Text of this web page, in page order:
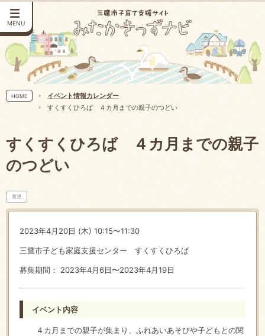
MENU
HOME
イベント情報カレンダー
すくすくひろば ４カ月までの親子のつどい
すくすくひろば ４カ月までの親子
のつどい
育児
2023年4月20日 (木) 10:15〜11:30
三鷹市子ども家庭支援センター すくすくひろば
募集期間： 2023年4月6日〜2023年4月19日
イベント内容
４カ月までの親子が集まり、ふれあいあそびや子どもとの関